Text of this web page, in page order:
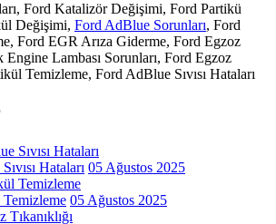
Ford Katalizör Değişimi, Ford Partikü
Değişimi, Ford AdBlue Sorunları, Ford
Ford EGR Arıza Giderme, Ford Egzoz
Lambası Sorunları, Ford Egzoz
Temizleme, Ford AdBlue Sıvısı Hataları
Hataları 05 Ağustos 2025
05 Ağustos 2025